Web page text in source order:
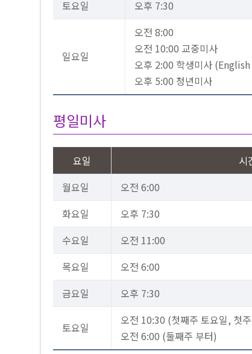
토요일 오후 7:30
일요일
오전 8:00
오전 10:00 교중미사
오후 2:00 학생미사 (English
오후 5:00 청년미사
평일미사
요일
시
월요일
오전 6:00
화요일
오후 7:30
수요일
오전 11:00
목요일
오전 6:00
금요일
오후 7:30
토요일
오전 10:30 (첫째주 토요일, 첫
오전 6:00 (둘째주 부터)